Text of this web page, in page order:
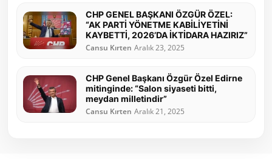
CHP GENEL BAŞKANI ÖZGÜR ÖZEL:
“AK PARTİ YÖNETME KABİLİYETİNİ
KAYBETTİ, 2026’DA İKTİDARA HAZIRIZ”
Cansu Kırten Aralık 23, 2025
CHP Genel Başkanı Özgür Özel Edirne
mitinginde: “Salon siyaseti bitti,
meydan milletindir”
Cansu Kırten Aralık 21, 2025